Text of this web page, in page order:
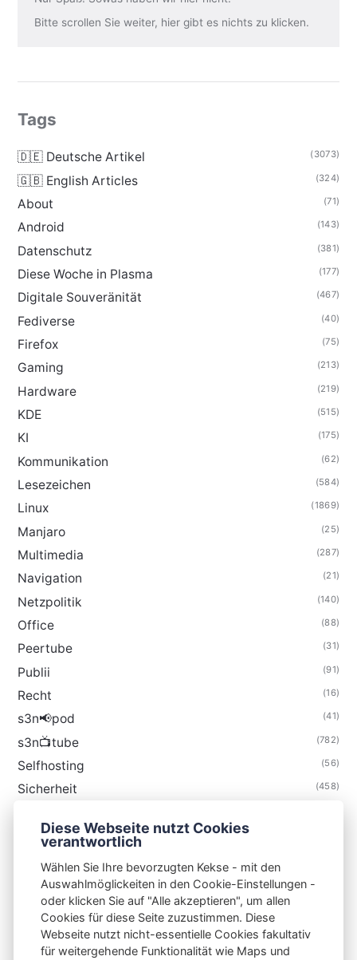
Bitte scrollen Sie weiter, hier gibt es nichts zu klicken.
Tags
🇩🇪 Deutsche Artikel (3073)
🇬🇧 English Articles (324)
About (71)
Android (143)
Datenschutz (381)
Diese Woche in Plasma (177)
Digitale Souveränität (467)
Fediverse (40)
Firefox (75)
Gaming (213)
Hardware (219)
KDE (515)
KI (175)
Kommunikation (62)
Lesezeichen (584)
Linux (1869)
Manjaro (25)
Multimedia (287)
Navigation (21)
Netzpolitik (140)
Office (88)
Peertube (31)
Publii (91)
Recht (16)
s3n📢pod (41)
s3n📺tube (782)
Selfhosting (56)
Sicherheit (458)
Thunderbird
S3N🧩NET
Diese Webseite nutzt Cookies
verantwortlich
Wählen Sie Ihre bevorzugten Kekse - mit den
Auswahlmöglickeiten in den Cookie-Einstellungen -
oder klicken Sie auf "Alle akzeptieren", um allen
Cookies für diese Seite zuzustimmen. Diese
Webseite nutzt nicht-essentielle Cookies fakultativ
für weitergehende Funktionalität wie Maps und